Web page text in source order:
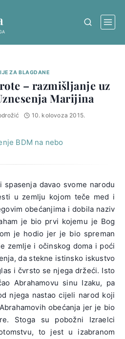
ZA BLAGDANE
– razmišljanje uz
Marijina
10. kolovoza 2015.
davao svome narodu
u zemlju kojom teče med i
obećanjima i dobila naziv
je bio prvi kojemu je Bog
je hodio jer je bio spreman
zemlje i očinskog doma i poći
da stekne istinsko iskustvo
i čvrsto se njega držeći. Isto
Abrahamovu sinu Izaku, pa
njega nastao cijeli narod koji
obećanja jer je bio
Stoga su pobožni Izraelci
to jest u izabranom